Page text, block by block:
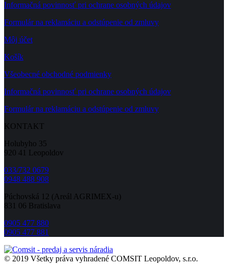
Informačná povinnosť pri ochrane osobných údajov
Formulár na reklamáciu a odstúpenie od zmluvy
Môj účet
Košík
Všeobecné obchodné podmienky
Informačná povinnosť pri ochrane osobných údajov
Formulár na reklamáciu a odstúpenie od zmluvy
KONTAKT
Holubyho 35
920 41 Leopoldov
033/732 0679
0948 488 908
Púchovská 12 (Areál AGRIMEX-u)
831 06 Bratislava
0905 477 880
0905 477 881
© 2019 Všetky práva vyhradené COMSIT Leopoldov, s.r.o.